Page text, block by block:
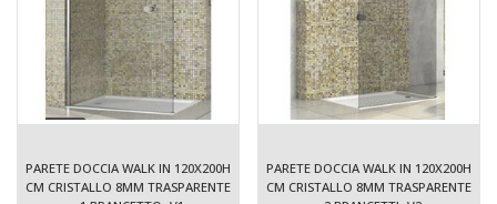
PARETE DOCCIA WALK IN 120X200H
CM CRISTALLO 8MM TRASPARENTE
PARETE DOCCIA WALK IN 120X200H
CM CRISTALLO 8MM TRASPARENTE